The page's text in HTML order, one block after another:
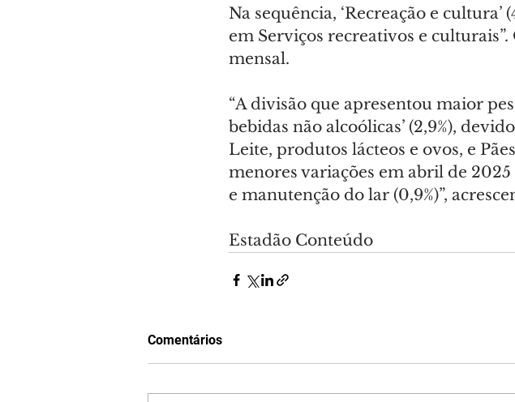
Na sequência, ‘Recreação e
em Serviços recreativos e
mensal.
“A divisão que apresentou maior
bebidas não alcoólicas’ (2,9%),
Leite, produtos lácteos e ovos, e
menores variações em abril de
e manutenção do lar (0,9%)”,
Estadão Conteúdo
Comentários